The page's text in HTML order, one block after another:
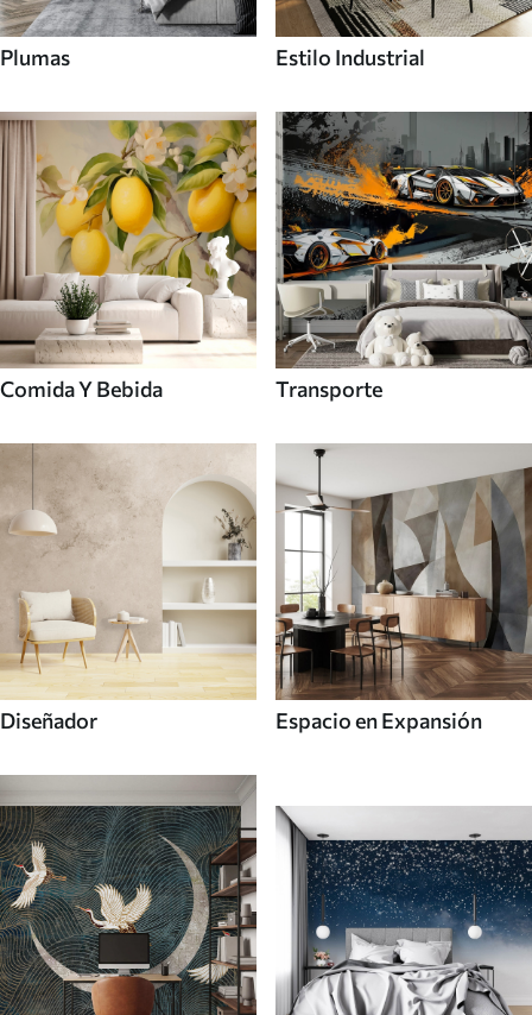
Plumas Estilo Industrial
Comida Y Bebida Transporte
Diseñador Espacio en Expansión